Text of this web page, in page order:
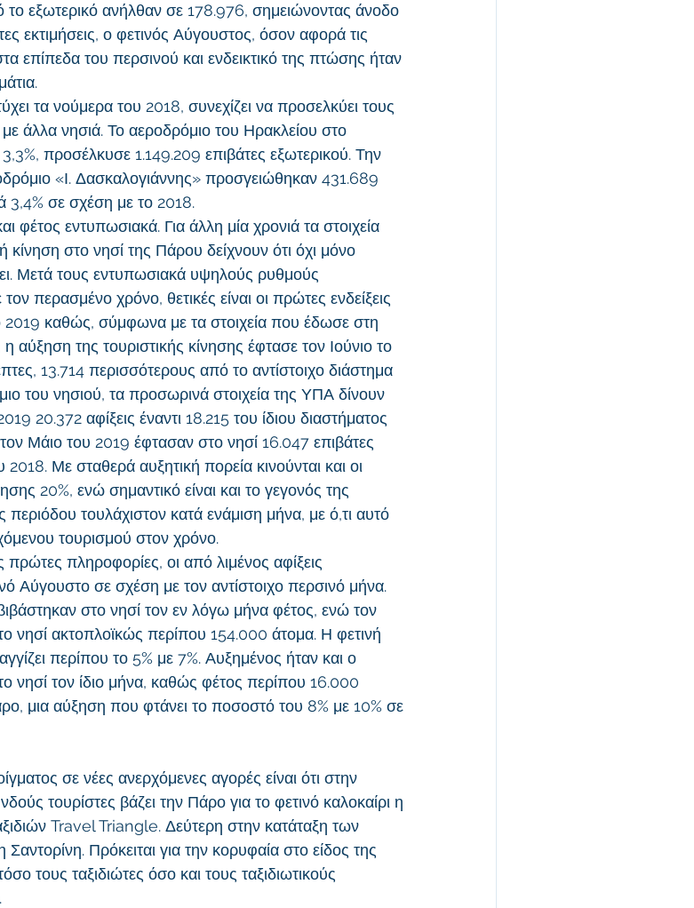
το εξωτερικό ανήλθαν σε 178.976, σημειώνοντας άνοδο
εκτιμήσεις, ο φετινός Αύγουστος, όσον αφορά τις
επίπεδα του περσινού και ενδεικτικό της πτώσης ήταν
τα νούμερα του 2018, συνεχίζει να προσελκύει τους
άλλα νησιά. Το αεροδρόμιο του Ηρακλείου στο
προσέλκυσε 1.149.209 επιβάτες εξωτερικού. Την
«Ι. Δασκαλογιάννης» προσγειώθηκαν 431.689
3,4% σε σχέση με το 2018.
φέτος εντυπωσιακά. Για άλλη μία χρονιά τα στοιχεία
κίνηση στο νησί της Πάρου δείχνουν ότι όχι μόνο
Μετά τους εντυπωσιακά υψηλούς ρυθμούς
περασμένο χρόνο, θετικές είναι οι πρώτες ενδείξεις
2019 καθώς, σύμφωνα με τα στοιχεία που έδωσε στη
αύξηση της τουριστικής κίνησης έφτασε τον Ιούνιο το
13.714 περισσότερους από το αντίστοιχο διάστημα
του νησιού, τα προσωρινά στοιχεία της ΥΠΑ δίνουν
20.372 αφίξεις έναντι 18.215 του ίδιου διαστήματος
Μάιο του 2019 έφτασαν στο νησί 16.047 επιβάτες
2018. Με σταθερά αυξητική πορεία κινούνται και οι
20%, ενώ σημαντικό είναι και το γεγονός της
περιόδου τουλάχιστον κατά ενάμιση μήνα, με ό,τι αυτό
τουρισμού στον χρόνο.
πληροφορίες, οι από λιμένος αφίξεις
Αύγουστο σε σχέση με τον αντίστοιχο περσινό μήνα.
στο νησί τον εν λόγω μήνα φέτος, ενώ τον
νησί ακτοπλοϊκώς περίπου 154.000 άτομα. Η φετινή
περίπου το 5% με 7%. Αυξημένος ήταν και ο
νησί τον ίδιο μήνα, καθώς φέτος περίπου 16.000
μια αύξηση που φτάνει το ποσοστό του 8% με 10% σε
σε νέες ανερχόμενες αγορές είναι ότι στην
τουρίστες βάζει την Πάρο για το φετινό καλοκαίρι η
Travel Triangle. Δεύτερη στην κατάταξη των
Πρόκειται για την κορυφαία στο είδος της
τους ταξιδιώτες όσο και τους ταξιδιωτικούς